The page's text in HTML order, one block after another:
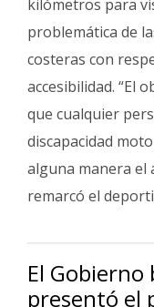
kilómetros para
problemática de
costeras con
accesibilidad. “El
que cualquier
discapacidad
alguna manera el
remarcó el
El Gobierno
presentó el